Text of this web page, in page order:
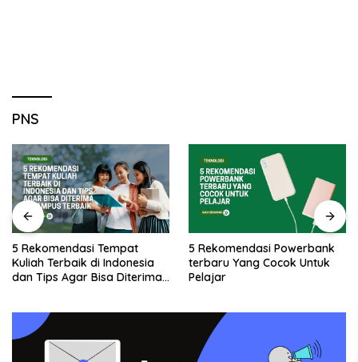
PNS
5 Rekomendasi Tempat
Kuliah Terbaik di Indonesia
dan Tips Agar Bisa Diterima
5 Rekomendasi Powerbank
terbaru Yang Cocok Untuk
Pelajar